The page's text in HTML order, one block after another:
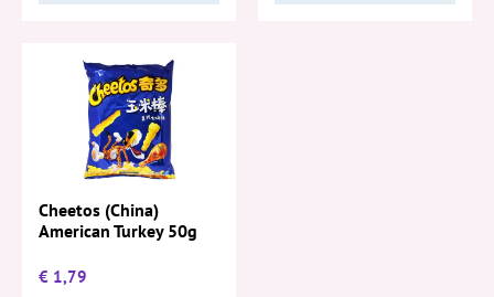
Cheetos (China)
American Turkey 50g
€ 1,79